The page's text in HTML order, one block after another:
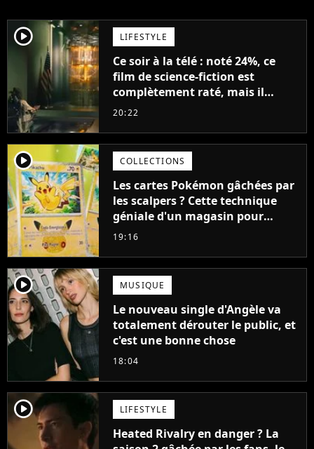
player2 LIFESTYLE
Ce soir à la télé : noté 24%, ce
film de science-fiction est
complètement raté, mais il
aurait pu être encore pire à
20:22
player2 COLLECTIONS
Les cartes Pokémon gâchées par
les scalpers ? Cette technique
géniale d'un magasin pour
ruiner les revendeurs
19:16
player2 MUSIQUE
Le nouveau single d'Angèle va
totalement dérouter le public, et
c'est une bonne chose
18:04
player2 LIFESTYLE
Heated Rivalry en danger ? La